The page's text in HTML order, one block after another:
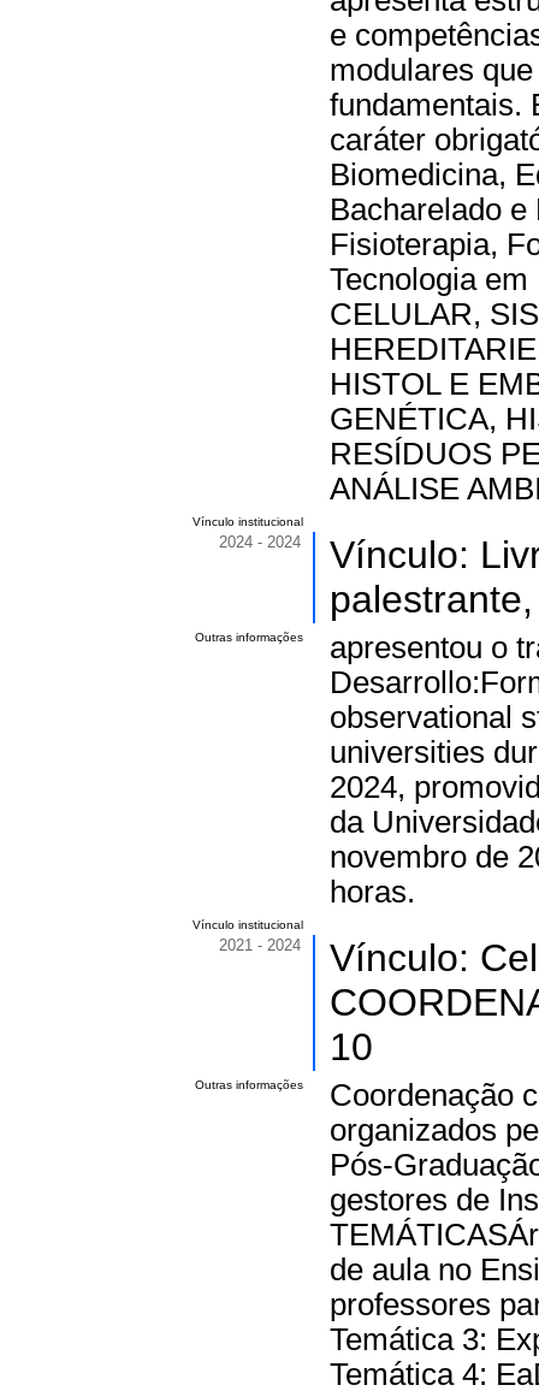
e
modulares
fundamentais.
caráter
Biomedicina,
Bacharelado
Fisioterapia,
Tecnologia
CELULAR,
HISTOL E
GENÉTICA,
RESÍDUOS
ANÁLISE
Vínculo institucional
2024 - 2024
Vínculo:
Outras informações
apresentou o
observational
universities
2024,
da
novembro de
horas.
Vínculo institucional
2021 - 2024
Vínculo:
10
Outras informações
Coordenação
organizados
Pós-
gestores de
de aula no
professores
Temática 3:
Temática 4: